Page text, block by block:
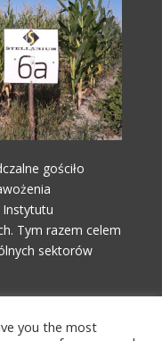
gościło
Tym razem celem
sektorów
you the most